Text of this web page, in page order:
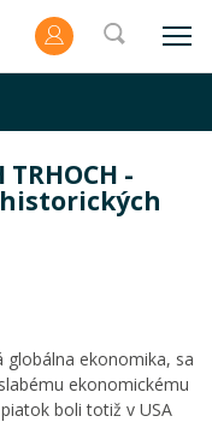
TRHOCH -
ekonomika, sa
ekonomickému
boli totiž v USA